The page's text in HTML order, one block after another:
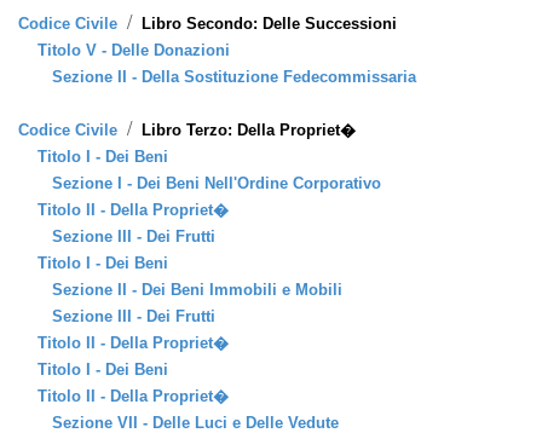
Codice Civile / Libro Secondo: Delle Successioni
Titolo V - Delle Donazioni
Sezione II - Della Sostituzione Fedecommissaria
Codice Civile / Libro Terzo: Della Propriet�
Titolo I - Dei Beni
Sezione I - Dei Beni Nell'Ordine Corporativo
Titolo II - Della Propriet�
Sezione III - Dei Frutti
Titolo I - Dei Beni
Sezione II - Dei Beni Immobili e Mobili
Sezione III - Dei Frutti
Titolo II - Della Propriet�
Titolo I - Dei Beni
Titolo II - Della Propriet�
Sezione VII - Delle Luci e Delle Vedute